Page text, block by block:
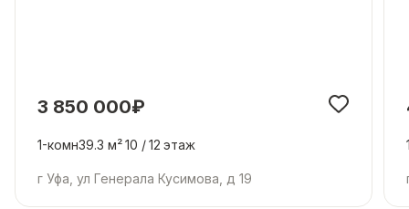
жизни!
Звоните
прямо
3 850 000₽
1-комн39.3 м²10 /12 этаж
г Уфа, ул Генерала Кусимова, д 19